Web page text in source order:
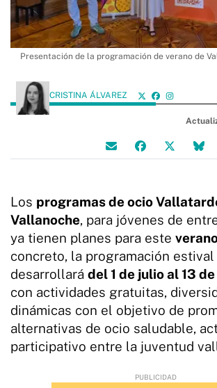
Presentación de la programación de verano de
CRISTINA ÁLVAREZ
Los programas de ocio
Vallanoche, para jóvenes de
ya tienen planes para este
concreto, la programación estival
desarrollará del 1 de julio al 13
con actividades gratuitas,
dinámicas con el objetivo de
alternativas de ocio saludable,
participativo entre la juventud